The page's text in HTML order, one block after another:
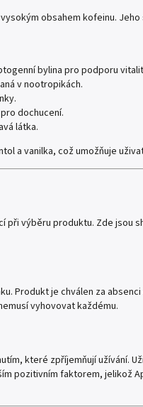
obsahem kofeinu.
bylina pro podporu
v nootropikách.
dochucení.
látka.
a vanilka, což umožňuje
výběru produktu. Zde jsou
Produkt je chválen za
vyhovovat každému.
které zpříjemňují užívání.
pozitivním faktorem, jelikož